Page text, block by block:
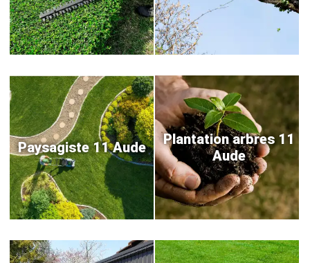
Paysagiste 11 Aude
Plantation arbres 11
Aude